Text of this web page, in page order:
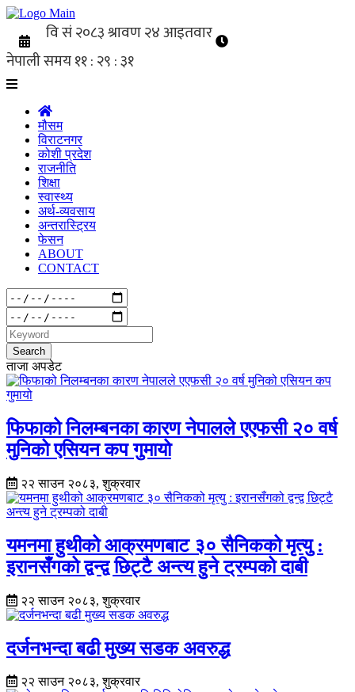
मौसम
विराटनगर
कोशी प्रदेश
राजनीति
शिक्षा
स्वास्थ्य
अर्थ-व्यवसाय
अन्तरास्ट्रिय
फेसन
ABOUT
CONTACT
Search
ताजा अपडेट
फिफाको निलम्बनका कारण नेपालले एएफसी २० वर्ष
मुनिको एसियन कप गुमायो
२२ साउन २०८३, शुक्रवार
यमनमा हुथीको आक्रमणबाट ३० सैनिकको मृत्यु :
इरानसँगको द्वन्द्व छिट्टै अन्त्य हुने ट्रम्पको दाबी
२२ साउन २०८३, शुक्रवार
दर्जनभन्दा बढी मुख्य सडक अवरुद्ध
२२ साउन २०८३, शुक्रवार